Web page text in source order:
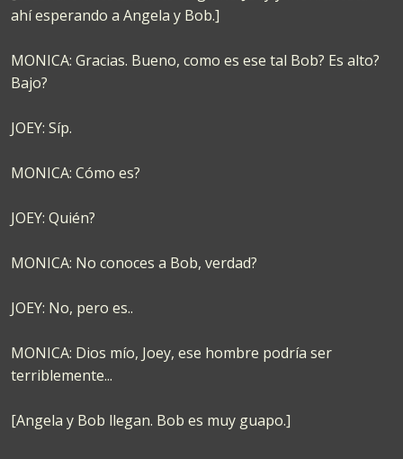
ahí esperando a Angela y Bob.]
MONICA: Gracias. Bueno, como es ese tal Bob? Es alto?
Bajo?
JOEY: Síp.
MONICA: Cómo es?
JOEY: Quién?
MONICA: No conoces a Bob, verdad?
JOEY: No, pero es..
MONICA: Dios mío, Joey, ese hombre podría ser
terriblemente...
[Angela y Bob llegan. Bob es muy guapo.]